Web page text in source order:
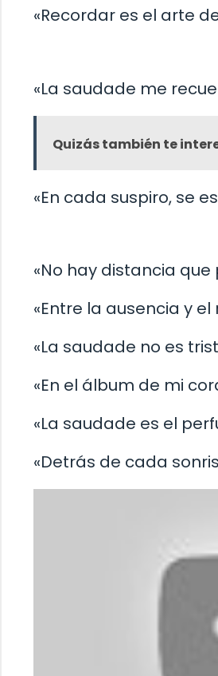
«Recordar es el arte
«La saudade me
Quizás también te
«En cada suspiro, se
«No hay distancia
«Entre la ausencia y
«La saudade no es
«En el álbum de mi
«La saudade es el
«Detrás de cada